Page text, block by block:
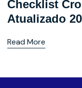
Checklist
Atualizado
Read More